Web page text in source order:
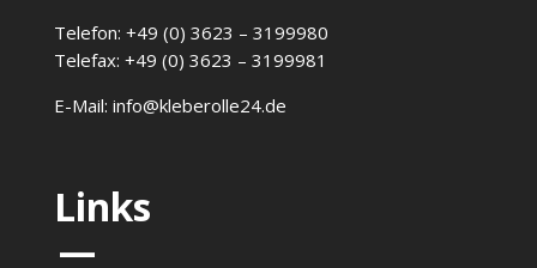
Telefon: +49 (0) 3623 – 3199980
Telefax: +49 (0) 3623 – 3199981
E-Mail: info@kleberolle24.de
Links
—